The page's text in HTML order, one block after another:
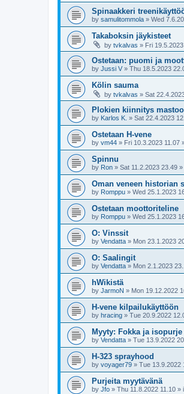
Spinaakkeri
by samulitommola » Wed
Takaboksin jäykisteet
by tvkalvas » Fri
Ostetaan: puomi ja
by Jussi V » Thu 18.5.2023
Kölin sauma
by tvkalvas » Sat
Plokien kiinnitys
by Karlos K. » Sat 22.4.2023
Ostetaan H-vene
by vm44 » Fri 10.3.2023 11.07
Spinnu
by Ron » Sat 11.2.2023 23.49 »
Oman veneen historian
by Romppu » Wed 25.1.2023
Ostetaan moottoriteline
by Romppu » Wed 25.1.2023
O: Vinssit
by Vendatta » Mon 23.1.2023
O: Saalingit
by Vendatta » Mon 2.1.2023
hWikistä
by JarmoN » Mon 19.12.2022
H-vene kilpailukäyttöön
by hracing » Tue 20.9.2022
Myyty: Fokka ja
by Vendatta » Tue 13.9.2022
H-323 sprayhood
by voyager79 » Tue 13.9.2022
Purjeita myytävänä
by Jfo » Thu 11.8.2022 11.10 »